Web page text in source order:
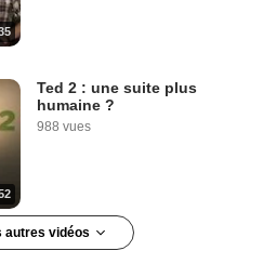
Ted 2 : une suite plus
humaine ?
988 vues
autres vidéos
Transformers : Hong Kong,